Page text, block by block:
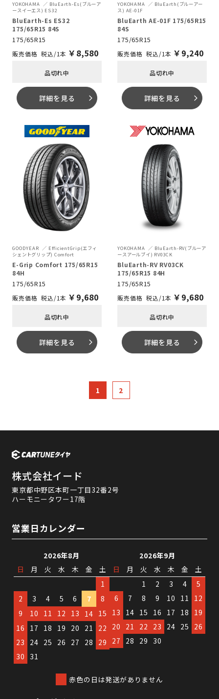
YOKOHAMA
BluEarth-Es(ブルーア
ースイーエス) ES32
BluEarth-Es ES32
175/65R15 84S
175/65R15
税込/1本 ￥ 8,580
品切れ中
詳細を見る arrow_forward_ios
YOKOHAMA
BluEarth(ブルーアー
ス) AE-01F
BluEarth AE-01F 175/65R15
84S
175/65R15
税込/1本 ￥ 9,240
品切れ中
詳細を見る arrow_forward_ios
GOODYEAR
EfficientGrip(エフィ
シェントグリップ) Comfort
E-Grip Comfort 175/65R15
84H
175/65R15
税込/1本 ￥ 9,680
品切れ中
詳細を見る arrow_forward_ios
YOKOHAMA
BluEarth-RV(ブルーア
ースアールブイ) RV03CK
BluEarth-RV RV03CK
175/65R15 84H
175/65R15
税込/1本 ￥ 9,680
品切れ中
詳細を見る arrow_forward_ios
1
2
株式会社イード
東京都中野区本町一丁目32番2号
ハーモニータワー17階
営業日カレンダー
2026年8月
日
月 火 水 木 金
土
1
2
3 4 5 6 7
8
9
10 11 12 13 14 15
16
17 18 19 20 21
22
23
24 25 26 27 28
29
30
31
2026年9月
日
月 火 水 木 金
土
1
2 3 4
5
6
7 8 9 10 11
12
13
14 15 16 17 18
19
20
21 22 23 24 25
26
27
28 29 30
赤色の日は発送がありません